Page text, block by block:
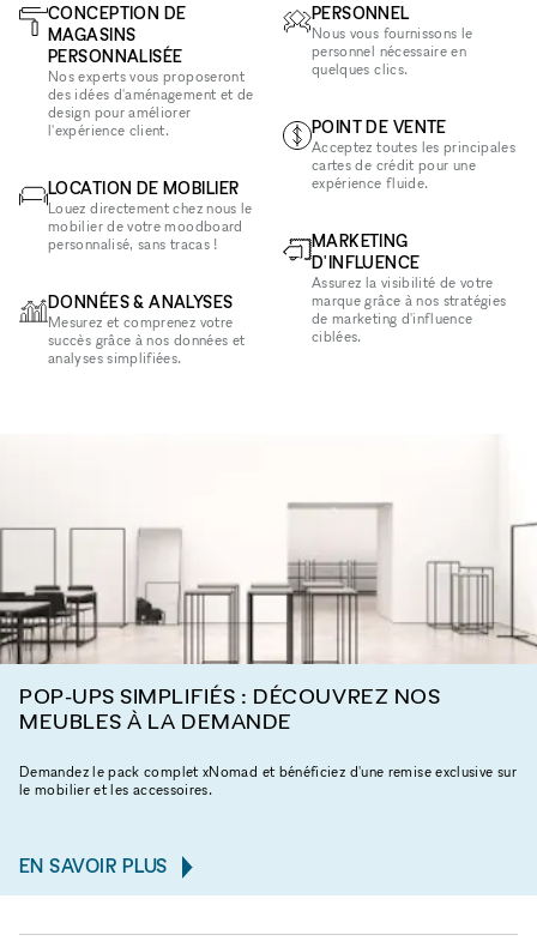
CONCEPTION DE
MAGASINS
PERSONNALISÉE
Nos experts vous proposeront
des idées d'aménagement et de
design pour améliorer
l'expérience client.
LOCATION DE MOBILIER
Louez directement chez nous le
mobilier de votre moodboard
personnalisé, sans tracas !
DONNÉES & ANALYSES
Mesurez et comprenez votre
succès grâce à nos données et
analyses simplifiées.
PERSONNEL
Nous vous fournissons le
personnel nécessaire en
quelques clics.
POINT DE VENTE
Acceptez toutes les principales
cartes de crédit pour une
expérience fluide.
MARKETING
D'INFLUENCE
Assurez la visibilité de votre
marque grâce à nos stratégies
de marketing d'influence
ciblées.
POP-UPS SIMPLIFIÉS : DÉCOUVREZ NOS
MEUBLES À LA DEMANDE
Demandez le pack complet xNomad et bénéficiez d'une remise exclusive sur
le mobilier et les accessoires.
EN SAVOIR PLUS